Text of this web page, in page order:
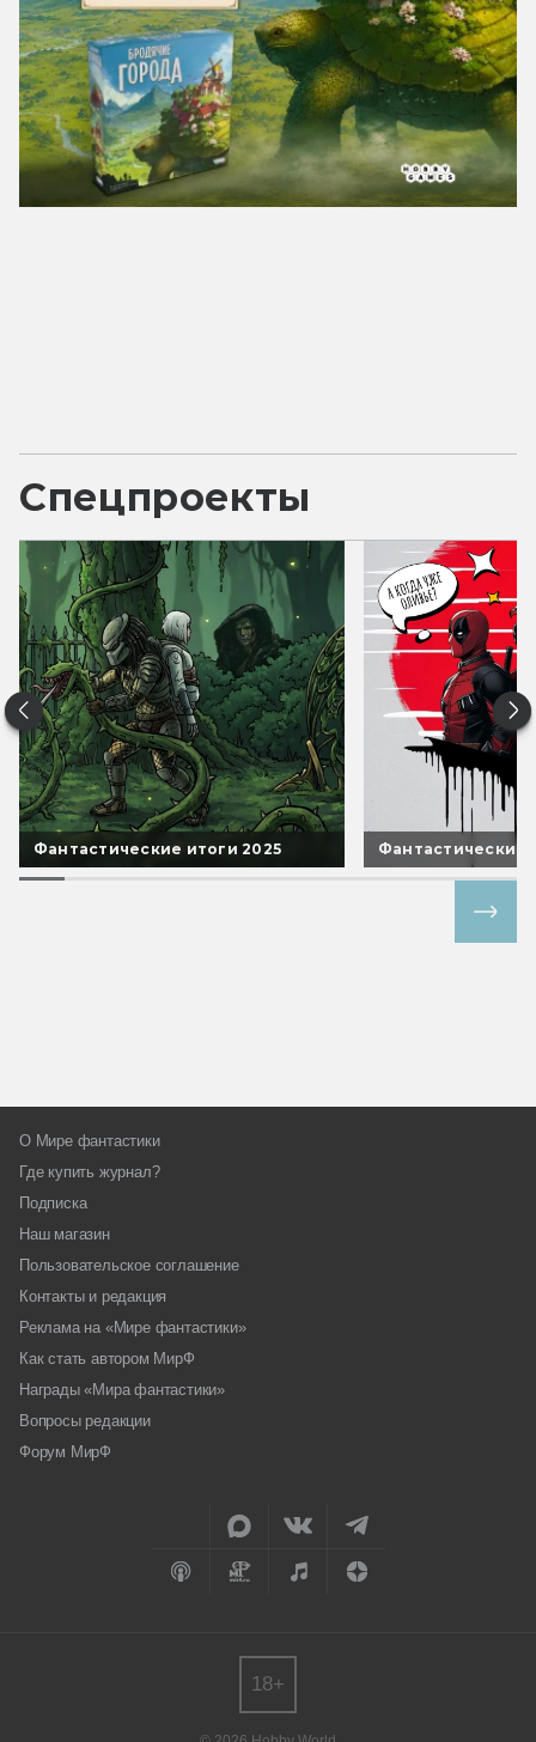
Спецпроекты
Фантастические итоги 2025 Фантастические
О Мире фантастики
Где купить журнал?
Подписка
Наш магазин
Пользовательское соглашение
Контакты и редакция
Реклама на «Мире фантастики»
Как стать автором МирФ
Награды «Мира фантастики»
Вопросы редакции
Форум МирФ
18+